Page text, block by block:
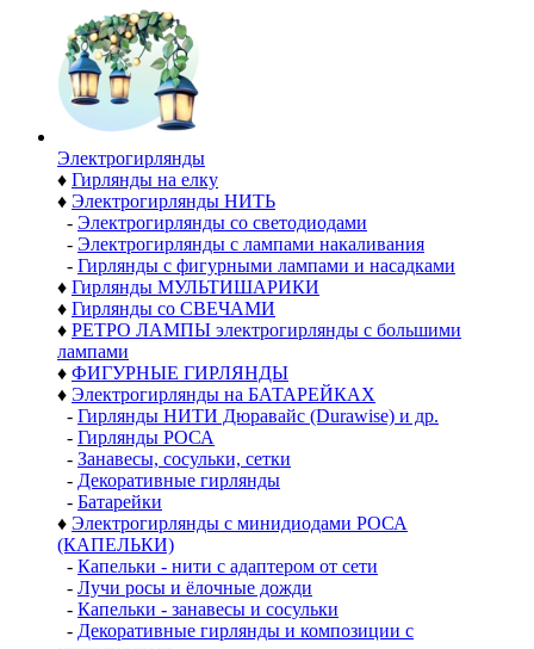
Электро­гирлянды
♦ Гирлянды на елку
♦ Электрогирлянды НИТЬ
- Электрогирлянды со светодиодами
- Электрогирлянды с лампами накаливания
- Гирлянды с фигурными лампами и насадками
♦ Гирлянды МУЛЬТИШАРИКИ
♦ Гирлянды со СВЕЧАМИ
♦ РЕТРО ЛАМПЫ электрогирлянды с большими
лампами
♦ ФИГУРНЫЕ ГИРЛЯНДЫ
♦ Электрогирлянды на БАТАРЕЙКАХ
- Гирлянды НИТИ Дюравайс (Durawise) и др.
- Гирлянды РОСА
- Занавесы, сосульки, сетки
- Декоративные гирлянды
- Батарейки
♦ Электрогирлянды с минидиодами РОСА
(КАПЕЛЬКИ)
- Капельки - нити с адаптером от сети
- Лучи росы и ёлочные дожди
- Капельки - занавесы и сосульки
- Декоративные гирлянды и композиции с